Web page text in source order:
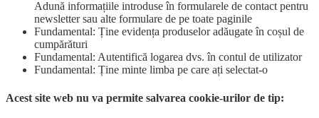
Adună informațiile introduse în formularele de contact pentru
newsletter sau alte formulare de pe toate paginile
Fundamental: Ține evidența produselor adăugate în coșul de
cumpărături
Fundamental: Autentifică logarea dvs. în contul de utilizator
Fundamental: Ține minte limba pe care ați selectat-o
Acest site web nu va permite salvarea cookie-urilor de tip: